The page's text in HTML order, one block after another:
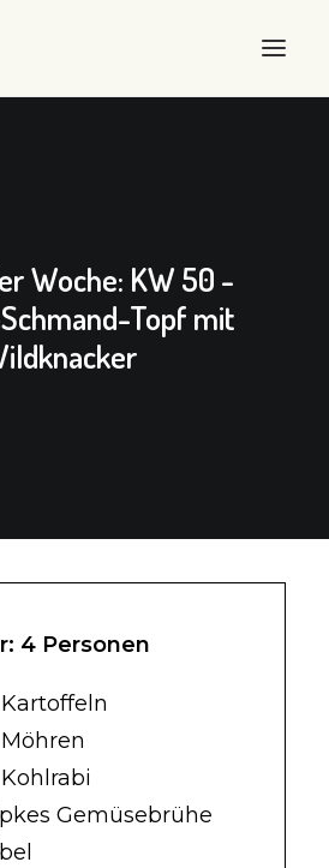
Woche: KW 50 -
Topf mit
4 Personen
Gemüsebrühe